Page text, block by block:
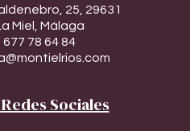
25, 29631
Miel, Málaga
677 78 64 84
Sociales